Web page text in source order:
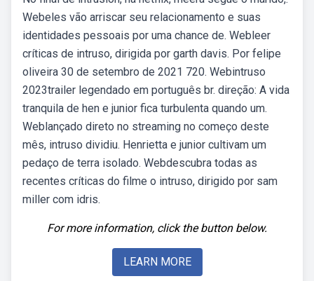
Webeles vão arriscar seu relacionamento e suas
identidades pessoais por uma chance de. Webleer
críticas de intruso, dirigida por garth davis. Por felipe
oliveira 30 de setembro de 2021 720. Webintruso
2023trailer legendado em português br. direção: A vida
tranquila de hen e junior fica turbulenta quando um.
Weblançado direto no streaming no começo deste
mês, intruso dividiu. Henrietta e junior cultivam um
pedaço de terra isolado. Webdescubra todas as
recentes críticas do filme o intruso, dirigido por sam
miller com idris.
For more information, click the button below.
LEARN MORE